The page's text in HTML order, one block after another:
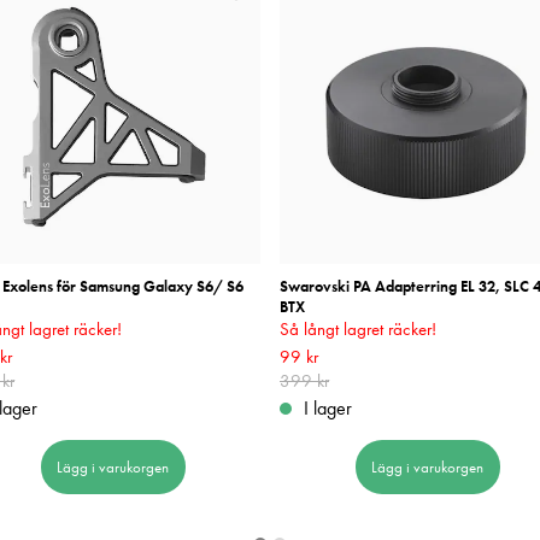
Exolens för Samsung Galaxy S6/ S6
lagret räcker!
pris
Lägg i varukorgen
Swarovski PA Adapterring EL 32, SLC
BTX
Så långt lagret räcker!
Nuvarande pris
99 kr
399 kr
I lager
Lägg i varukorgen